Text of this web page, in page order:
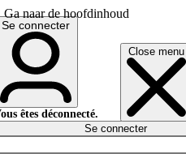
Ga naar de hoofdinhoud
Close menu
English
Deutsch
Se connecter
êtes déconnecté.
Se connecter